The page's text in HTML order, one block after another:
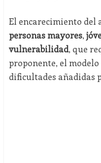
El encarecimiento del
personas mayores,
vulnerabilidad, que
proponente, el
dificultades añadidas